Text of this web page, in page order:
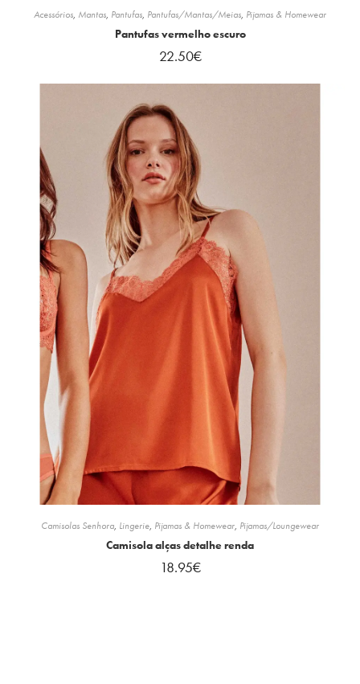
Acessórios, Mantas, Pantufas, Pantufas/Mantas/Meias, Pijamas & Homewear
Pantufas vermelho escuro
22.50€
Camisolas Senhora, Lingerie, Pijamas & Homewear, Pijamas/Loungewear
Camisola alças detalhe renda
18.95€